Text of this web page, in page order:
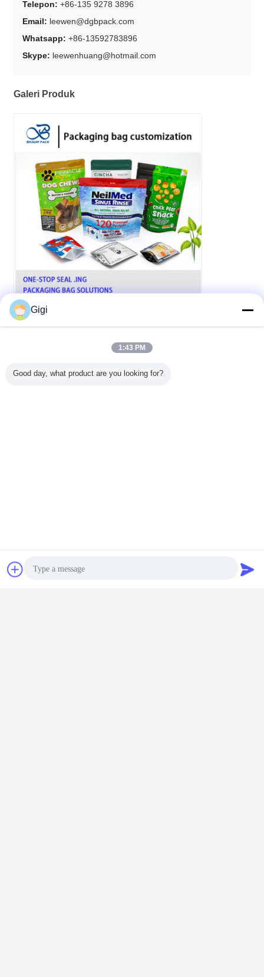
Telepon: +86-135 9278 3896
Email: leewen@dgbpack.com
Whatsapp: +86-13592783896
Skype: leewenhuang@hotmail.com
Galeri Produk
Obrolan
Gigi
1:43 PM
Good day, what product are you looking for?